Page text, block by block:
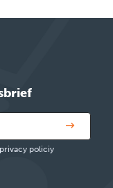
policiy